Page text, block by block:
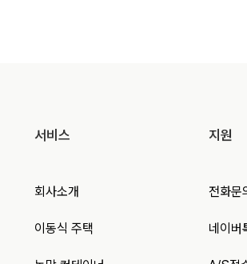
서비스
회사소개
이동식 주택
지원
전화문
네이버